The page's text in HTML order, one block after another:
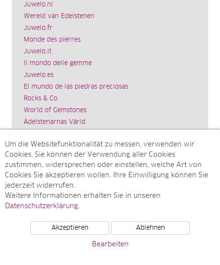
Juwelo.nl
Wereld van Edelstenen
Juwelo.fr
Monde des pierres
Juwelo.it
Il mondo delle gemme
Juwelo.es
El mundo de las piedras preciosas
Rocks & Co.
World of Gemstones
Ädelstenarnas Värld
Impressum
SITEMAP
Monatsarchive
Top-Artikel
© Juwelo Deutschland GmbH (ein Tochterunternehmen der
Um die Websitefunktionalität zu messen, verwenden wir
Cookies. Sie können der Verwendung aller Cookies
zustimmen, widersprechen oder einstellen, welche Art von
Cookies Sie akzeptieren wollen. Ihre Einwilligung können Sie
jederzeit widerrufen.
Weitere Informationen erhalten Sie in unseren
Datenschutzerklärung.
Akzeptieren Ablehnen
Bearbeiten